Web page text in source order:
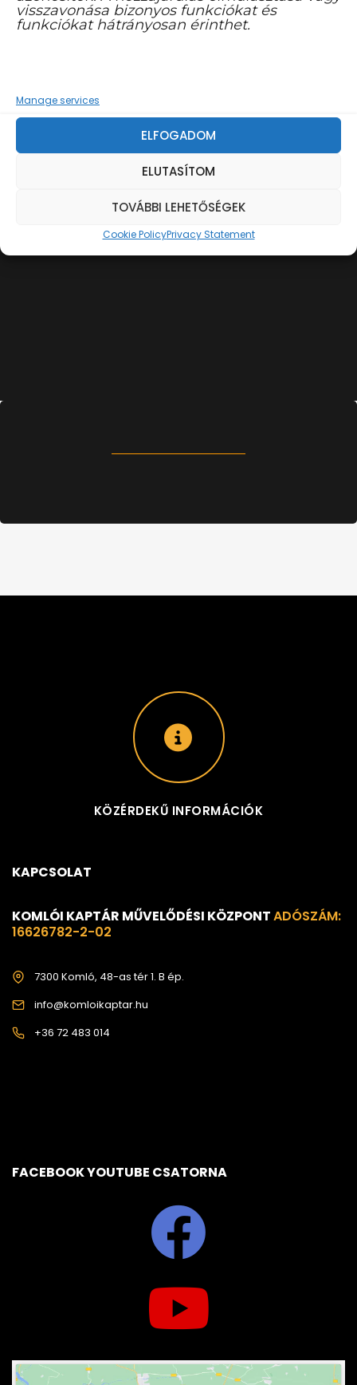
visszavonása bizonyos funkciókat és
funkciókat hátrányosan érinthet.
Manage services
ELFOGADOM
ELUTASÍTOM
TOVÁBBI LEHETŐSÉGEK
Cookie PolicyPrivacy Statement
ÖNKORMÁNYZAT
7334 KÖBLÉNY, KOSSUTH TÉR 1.
+36 72 420 214
KÖZÉRDEKŰ INFORMÁCIÓK
KAPCSOLAT
KOMLÓI KAPTÁR MŰVELŐDÉSI KÖZPONTADÓSZÁM:
16626782-2-02
7300 Komló, 48-as tér 1. B ép.
info@komloikaptar.hu
+36 72 483 014
FACEBOOK YOUTUBE CSATORNA